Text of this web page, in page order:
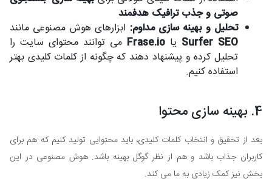
صوتی و جذب ترافیک هدفمند
تحلیل و بهینه سازی مداوم: ابزارهای هوش مصنوعی مانند
Surfer SEO یا Frase.io می توانند محتوای سایت را
تحلیل کرده و پیشنهاد دهند که چگونه از کلمات کلیدی بهتر
استفاده کنیم.
4. بهینه سازی محتوا
بعد از تحقیق و انتخاب کلمات کلیدی، باید محتوایی تولید کنیم که هم برای
کاربران جذاب باشد و هم از نظر گوگل بهینه باشد. هوش مصنوعی در این
بخش نیز کمک زیادی به ما می کند.